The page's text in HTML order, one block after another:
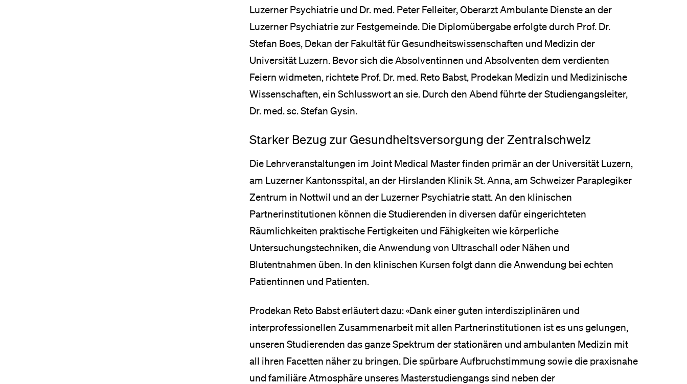
Luzerner Psychiatrie und Dr. med. Peter Felleiter, Oberarzt Ambulante Dienste an der
Luzerner Psychiatrie zur Festgemeinde. Die Diplomübergabe erfolgte durch Prof. Dr.
Stefan Boes, Dekan der Fakultät für Gesundheitswissenschaften und Medizin der
Universität Luzern. Bevor sich die Absolventinnen und Absolventen dem verdienten
Feiern widmeten, richtete Prof. Dr. med. Reto Babst, Prodekan Medizin und Medizinische
Wissenschaften, ein Schlusswort an sie. Durch den Abend führte der Studiengangsleiter,
Dr. med. sc. Stefan Gysin.
Starker Bezug zur Gesundheitsversorgung der Zentralschweiz
Die Lehrveranstaltungen im Joint Medical Master finden primär an der Universität Luzern,
am Luzerner Kantonsspital, an der Hirslanden Klinik St. Anna, am Schweizer Paraplegiker
Zentrum in Nottwil und an der Luzerner Psychiatrie statt. An den klinischen
Partnerinstitutionen können die Studierenden in diversen dafür eingerichteten
Räumlichkeiten praktische Fertigkeiten und Fähigkeiten wie körperliche
Untersuchungstechniken, die Anwendung von Ultraschall oder Nähen und
Blutentnahmen üben. In den klinischen Kursen folgt dann die Anwendung bei echten
Patientinnen und Patienten.
Prodekan Reto Babst erläutert dazu: «Dank einer guten interdisziplinären und
interprofessionellen Zusammenarbeit mit allen Partnerinstitutionen ist es uns gelungen,
unseren Studierenden das ganze Spektrum der stationären und ambulanten Medizin mit
all ihren Facetten näher zu bringen. Die spürbare Aufbruchstimmung sowie die praxisnahe
und familiäre Atmosphäre unseres Masterstudiengangs sind neben der